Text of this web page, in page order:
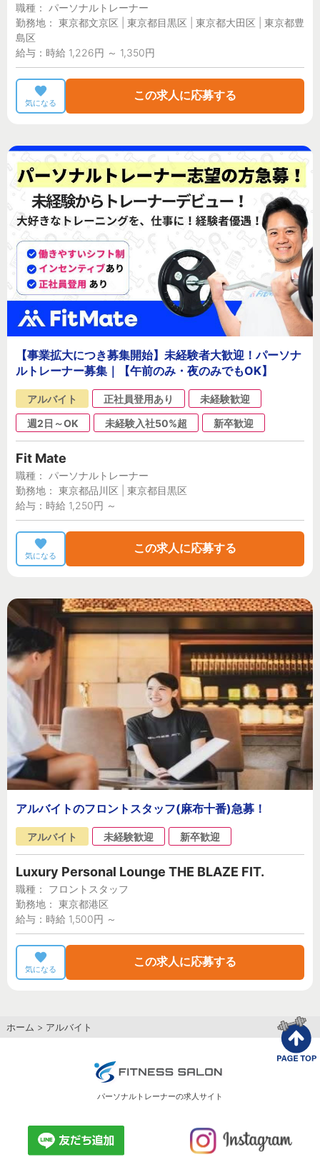
職種： パーソナルトレーナー
勤務地： 東京都文京区 | 東京都目黒区 | 東京都大田区 | 東京都豊
島区
給与：時給 1,226円 ～ 1,350円
気になる
この求人に応募する
【事業拡大につき募集開始】未経験者大歓迎！パーソナ
ルトレーナー募集｜【午前のみ・夜のみでもOK】
アルバイト 正社員登用あり
未経験歓迎
週2日～OK
未経験入社50%超 新卒歓迎
Fit Mate
職種： パーソナルトレーナー
勤務地： 東京都品川区 | 東京都目黒区
給与：時給 1,250円 ～
気になる
この求人に応募する
アルバイトのフロントスタッフ(麻布十番)急募！
アルバイト 未経験歓迎 新卒歓迎
Luxury Personal Lounge THE BLAZE FIT.
職種： フロントスタッフ
勤務地： 東京都港区
給与：時給 1,500円 ～
気になる
この求人に応募する
ホーム > アルバイト
パーソナルトレーナーの求人サイト